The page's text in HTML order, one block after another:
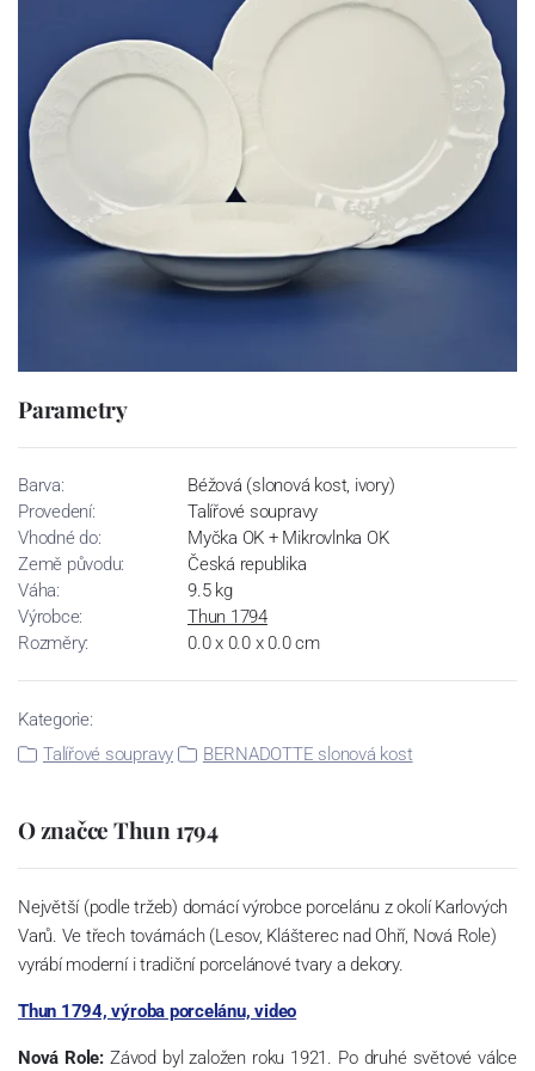
Parametry
Barva:
Béžová (slonová kost, ivory)
Provedení:
Talířové soupravy
Vhodné do:
Myčka OK + Mikrovlnka OK
Země původu:
Česká republika
Váha:
9.5 kg
Výrobce:
Thun 1794
Rozměry:
0.0 x 0.0 x 0.0 cm
Kategorie:
Talířové soupravy
BERNADOTTE slonová kost
O značce Thun 1794
Největší (podle tržeb) domácí výrobce porcelánu z okolí Karlových
Varů. Ve třech továrnách (Lesov, Klášterec nad Ohří, Nová Role)
vyrábí moderní i tradiční porcelánové tvary a dekory.
Thun 1794, výroba porcelánu, video
Nová Role: Závod byl založen roku 1921. Po druhé světové válce